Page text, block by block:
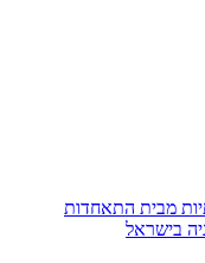
מבית התאחדות
בישראל